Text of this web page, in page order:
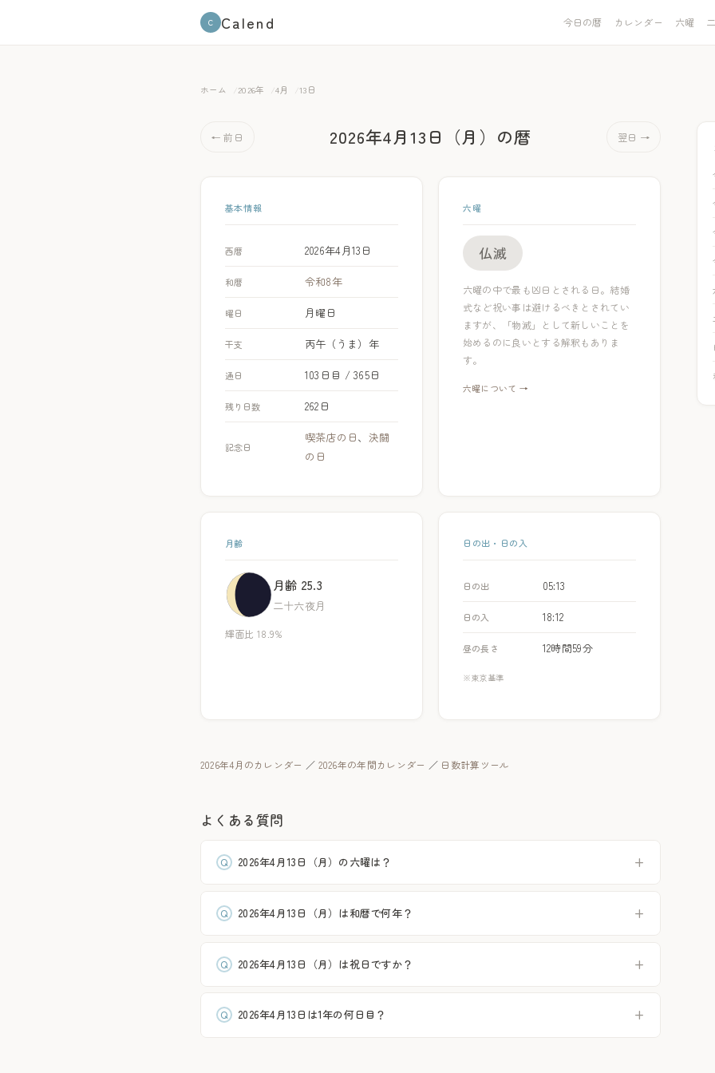
C Calend 今日の暦 カレンダー 六曜
ホーム 2026年 4月 13日
← 前日 2026年4月13日（月） の暦 翌日 →
基本情報
西暦 2026年4月13日
和暦 令和8年
曜日 月曜日
干支 丙午（うま）年
通日 103日目 / 365日
残り日数 262日
記念日
喫茶店の日、 決闘
の日
六曜
仏滅
六曜の中で最も凶日とされる日。結婚
式など祝い事は避けるべきとされてい
ますが、「物滅」として新しいことを
始めるのに良いとする解釈もありま
す。
六曜について →
月齢
月齢 25.3
二十六夜月
輝面比 18.9%
日の出・日の入
日の出 05:13
日の入 18:12
昼の長さ 12時間59分
※東京基準
2026年4月のカレンダー ／ 2026年の年間カレンダー ／ 日数計算ツール
よくある質問
2026年4月13日（月）の六曜は？
2026年4月13日（月）は和暦で何年？
2026年4月13日（月）は祝日ですか？
2026年4月13日は1年の何日目？